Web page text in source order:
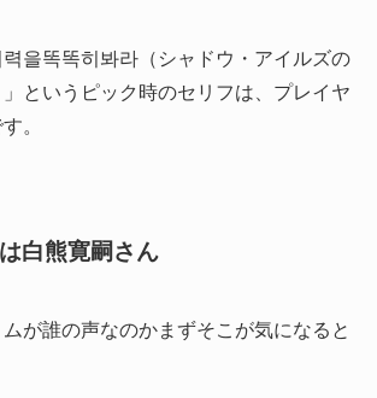
력을똑똑히봐라（シャドウ・アイルズの
というピック時のセリフは、プレイヤ
。
白熊寛嗣さん
が誰の声なのかまずそこが気になると